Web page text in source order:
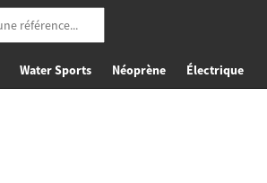
Water Sports Néoprène Électrique